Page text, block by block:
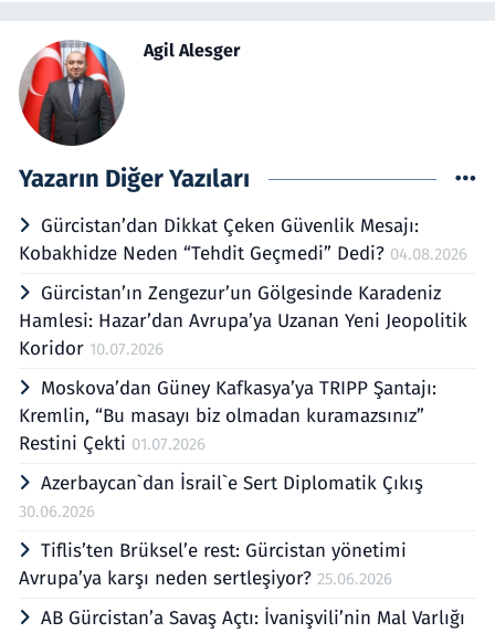
Agil Alesger
Yazarın Diğer Yazıları
Gürcistan’dan Dikkat Çeken Güvenlik Mesajı:
Kobakhidze Neden “Tehdit Geçmedi” Dedi? 04.08.2026
Gürcistan’ın Zengezur’un Gölgesinde Karadeniz
Hamlesi: Hazar’dan Avrupa’ya Uzanan Yeni Jeopolitik
Koridor 10.07.2026
Moskova’dan Güney Kafkasya’ya TRIPP Şantajı:
Kremlin, “Bu masayı biz olmadan kuramazsınız”
Restini Çekti 01.07.2026
Azerbaycan`dan İsrail`e Sert Diplomatik Çıkış
30.06.2026
Tiflis’ten Brüksel’e rest: Gürcistan yönetimi
Avrupa’ya karşı neden sertleşiyor? 25.06.2026
AB Gürcistan’a Savaş Açtı: İvanişvili’nin Mal Varlığı